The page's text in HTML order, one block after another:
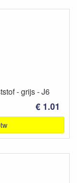
- grijs - J6
€ 1.01